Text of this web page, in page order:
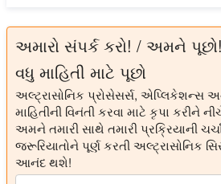
અમારો સંપર્ક કરો! / અમને પૂછો!
વધુ માહિતી માટે પૂછો
અલ્ટ્રાસોનિક પ્રોસેસર્સ, એપ્લિકેશન્સ
માહિતીની વિનંતી કરવા માટે કૃપા કરીને
અમને તમારી સાથે તમારી પ્રક્રિયાની
જરૂરિયાતોને પૂર્ણ કરતી અલ્ટ્રાસોનિક
આનંદ થશે!